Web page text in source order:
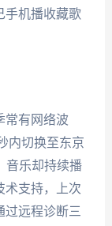
手机播收藏歌
常有网络波
内切换至东京
音乐却持续播
术支持，上次
过远程诊断三